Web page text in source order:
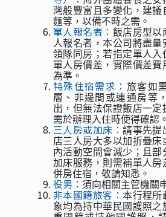
灣般豐富且多變化，建議
麵等，以備不時之需。
單人報名者： 飯店房型以
人報名者，本公司將盡
領隊同房；若指定單人入
單人房價差，實際價差費
為準。
特殊住宿需求： 旅客如
層、非邊間或連通房等
出，但無法保證飯店一定
需於辦理入住時使得確認。
三人房或加床：請事先提
店三人房大多以加折疊床
內活動空間會減少；且部
加床服務，則需補單人房
併房住宿，敬請知悉。
役男： 須向相關主管機關
非本國籍旅客：本行程所
象均為持中華民國護照之